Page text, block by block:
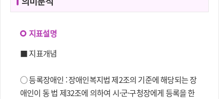
지표설명
■ 지표개념
○ 등록장애인 : 장애인복지법 제2조의 기준에 해당되는 장
애인이 동 법 제32조에 의하여 시·군·구청장에게 등록을 한